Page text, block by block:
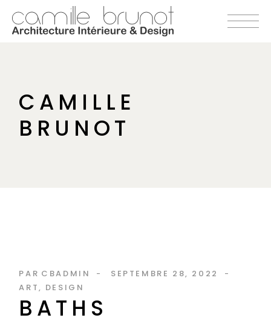
CAMILLE
BRUNOT
PAR CBADMIN
SEPTEMBRE 28, 2022
ART
DESIGN
BATHS